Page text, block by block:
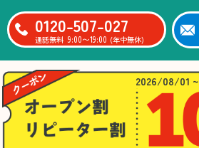
サイ
いて
今後
知識
何か
した
心の
あ
た。
0120-507-027
通話無料 9:00〜19:00 (年中無休)
2026/08/01